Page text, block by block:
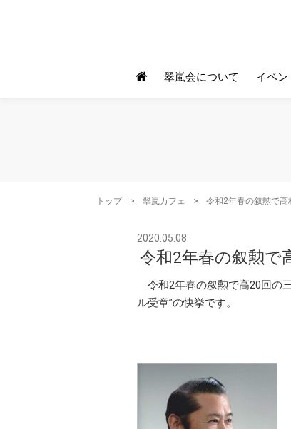
翠嵐会について イベン
トップ > 翠嵐カフェ > 令和2年春の叙勲で
2020.05.08
令和2年春の叙勲で
令和2年春の叙勲で高20回の
ル受章”の快挙です。